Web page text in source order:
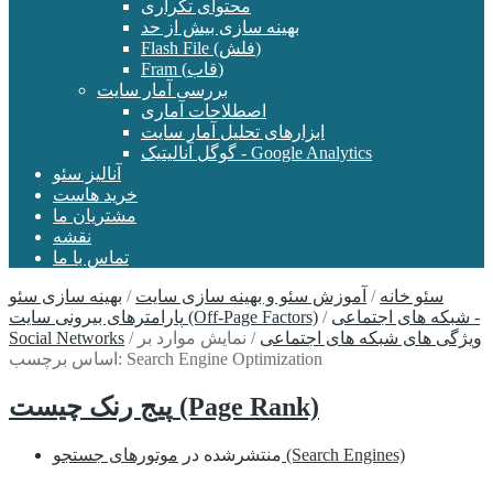
محتوای تکراری
بهینه سازی بیش از حد
Flash File (فلش)
Fram (قاب)
بررسی آمار سایت
اصطلاحات آماری
ابزارهای تحلیل آمار سایت
گوگل آنالیتیک - Google Analytics
آنالیز سئو
خرید هاست
مشتریان ما
نقشه
تماس با ما
سئو خانه / آموزش سئو و بهینه سازی سایت / بهینه سازی سئو
پارامترهای بیرونی سایت (Off-Page Factors) / شبکه های اجتماعی -
Social Networks / ویژگی های شبکه های اجتماعی / نمایش موارد بر
اساس برچسب: Search Engine Optimization
پیج رنک چیست (Page Rank)
منتشرشده در موتورهای جستجو (Search Engines)